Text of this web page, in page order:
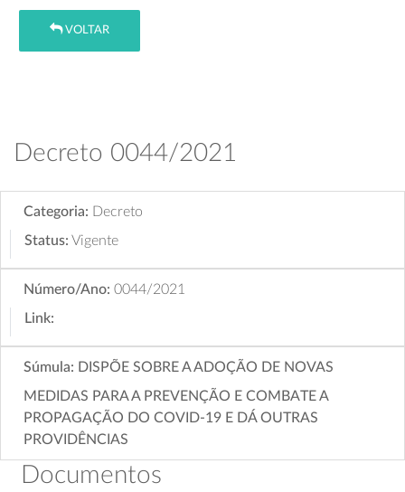
VOLTAR
Decreto 0044/2021
Categoria: Decreto
Status: Vigente
Número/Ano: 0044/2021
Link:
Súmula: DISPÕE SOBRE A ADOÇÃO DE NOVAS
MEDIDAS PARA A PREVENÇÃO E COMBATE A
PROPAGAÇÃO DO COVID-19 E DÁ OUTRAS
PROVIDÊNCIAS
Documentos